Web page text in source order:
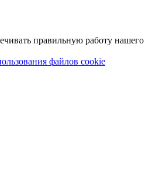
правильную работу нашего
файлов cookie